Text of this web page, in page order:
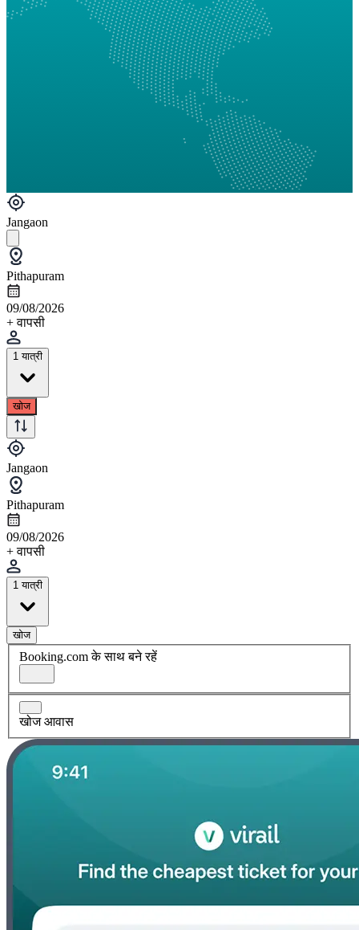
Jangaon
Pithapuram
09/08/2026
+ वापसी
1 यात्री
खोज
Jangaon
Pithapuram
09/08/2026
+ वापसी
1 यात्री
खोज
Booking.com के साथ बने रहें
खोज आवास